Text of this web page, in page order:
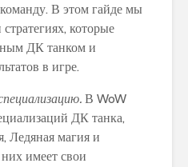
В этом гайде мы
которые
ДК танком и
в игре.
В WoW
ДК танка,
Ледяная магия и
имеет свои